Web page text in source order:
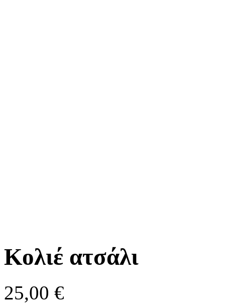
Κολιέ ατσάλι
25,00 €